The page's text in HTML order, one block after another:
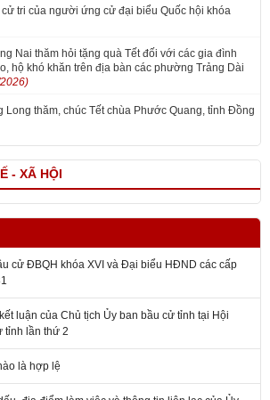
cử tri của người ứng cử đại biểu Quốc hội khóa
Nai thăm hỏi tặng quà Tết đối với các gia đình
hộ khó khăn trên địa bàn các phường Trảng Dài
Long thăm, chúc Tết chùa Phước Quang, tỉnh Đồng
- XÃ HỘI
cử ĐBQH khóa XVI và Đại biểu HĐND các cấp
luận của Chủ tịch Ủy ban bầu cử tỉnh tại Hội
tỉnh lần thứ 2
là hợp lệ
địa điểm làm việc và thông tin liên lạc của Ủy